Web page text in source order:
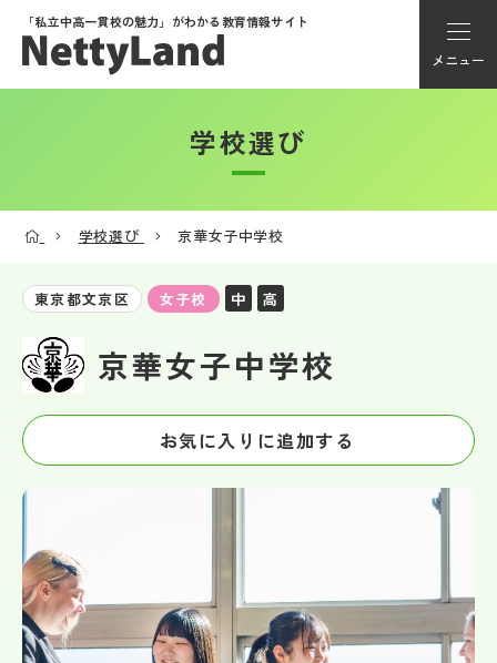
「私立中高一貫校の魅力」がわかる教育情報サイト
メニュー
アカウント登録
学校動画
私学探検隊
説明会・イベント情報
学校選び
学校選び 京華女子中学校
東京都文京区 女子校 中 高
京華女子中学校
お気に入りに追加する